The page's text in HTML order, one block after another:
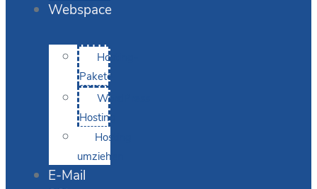
Webspace
Hosting-
Pakete
WordPress
Hosting
Hosting
umziehen
E-Mail